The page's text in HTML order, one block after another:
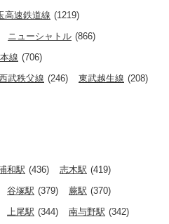
高速鉄道線 (1219)
ニューシャトル (866)
線 (706)
武秩父線 (246) 東武越生線 (208)
和駅 (436) 志木駅 (419)
谷塚駅 (379) 蕨駅 (370)
上尾駅 (344) 南与野駅 (342)